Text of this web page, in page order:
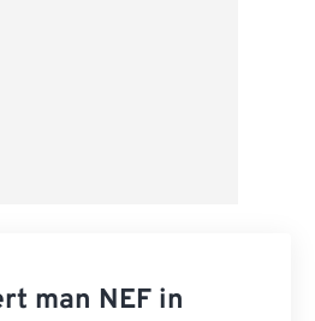
man NEF in